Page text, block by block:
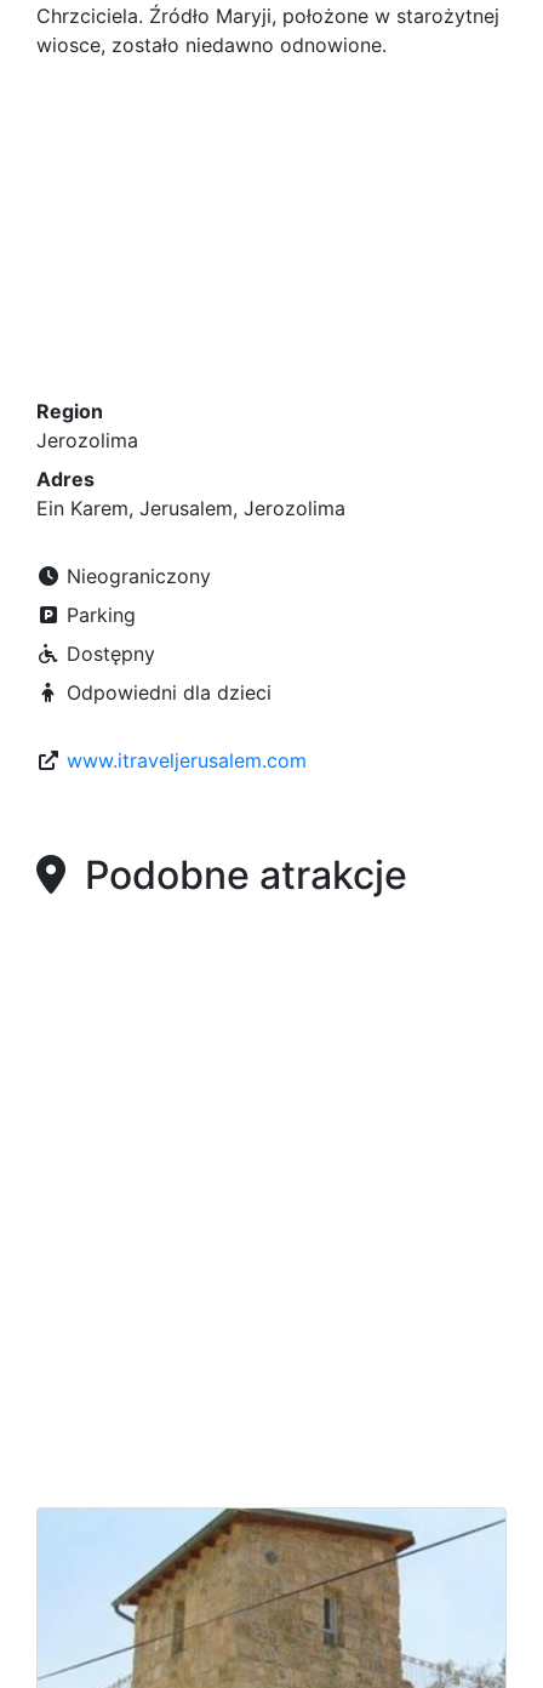
Chrzciciela. Źródło Maryji, położone w starożytnej
wiosce, zostało niedawno odnowione.
Region
Jerozolima
Adres
Ein Karem, Jerusalem, Jerozolima
Nieograniczony
Parking
Dostępny
Odpowiedni dla dzieci
www.itraveljerusalem.com
Podobne atrakcje